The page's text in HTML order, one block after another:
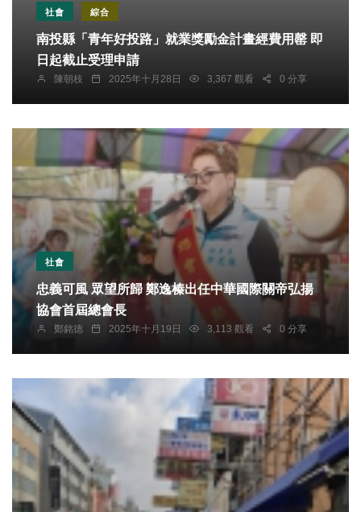
社會 綜合
南投縣「青年好投路」就業獎勵金計畫經費用罄 即
日起截止受理申請
陳朝枝 2025年十月28日 3,367 觀看 0 分享
社會
忠義可風 眾望所歸 鄭逸榛出任中華國際關帝弘揚
協會首屆總會長
鄭銘德 2025年十月19日 3,113 觀看 0 分享